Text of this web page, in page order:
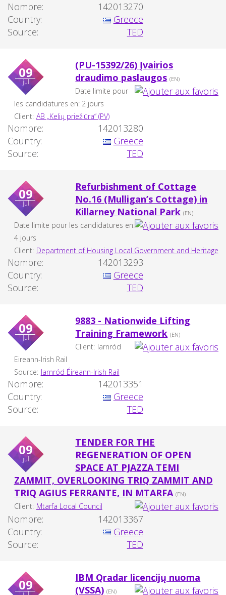
Nombre:
142013270
Country:
Greece
Source:
TED
09
jul
(PU-15392/26) Įvairios
draudimo paslaugos (EN)
Date limite pour
les candidatures en: 2 jours
Client: AB „Kelių priežiūra“ (PV)
Nombre:
142013280
Country:
Greece
Source:
TED
09
jul
Refurbishment of Cottage
No.16 (Mulligan’s Cottage) in
Killarney National Park (EN)
Date limite pour les candidatures en:
4 jours
Client: Department of Housing Local Government and Heritage
Nombre:
142013293
Country:
Greece
Source:
TED
09
jul
9883 - Nationwide Lifting
Training Framework (EN)
Client: Iarnród
Eireann-Irish Rail
Source: Iarnród Éireann-Irish Rail
Nombre:
142013351
Country:
Greece
Source:
TED
09
jul
TENDER FOR THE
REGENERATION OF OPEN
SPACE AT PJAZZA TEMI
ZAMMIT, OVERLOOKING TRIQ ZAMMIT AND
TRIQ AGIUS FERRANTE, IN MTARFA (EN)
Client: Mtarfa Local Council
Nombre:
142013367
Country:
Greece
Source:
TED
09
IBM Qradar licencijų nuoma
(VSSA) (EN)